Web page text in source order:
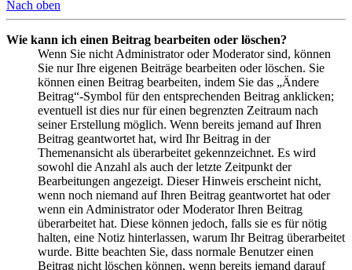
Nach oben
Wie kann ich einen Beitrag bearbeiten oder löschen?
Wenn Sie nicht Administrator oder Moderator sind, können
Sie nur Ihre eigenen Beiträge bearbeiten oder löschen. Sie
können einen Beitrag bearbeiten, indem Sie das „Ändere
Beitrag“-Symbol für den entsprechenden Beitrag anklicken;
eventuell ist dies nur für einen begrenzten Zeitraum nach
seiner Erstellung möglich. Wenn bereits jemand auf Ihren
Beitrag geantwortet hat, wird Ihr Beitrag in der
Themenansicht als überarbeitet gekennzeichnet. Es wird
sowohl die Anzahl als auch der letzte Zeitpunkt der
Bearbeitungen angezeigt. Dieser Hinweis erscheint nicht,
wenn noch niemand auf Ihren Beitrag geantwortet hat oder
wenn ein Administrator oder Moderator Ihren Beitrag
überarbeitet hat. Diese können jedoch, falls sie es für nötig
halten, eine Notiz hinterlassen, warum Ihr Beitrag überarbeitet
wurde. Bitte beachten Sie, dass normale Benutzer einen
Beitrag nicht löschen können, wenn bereits jemand darauf